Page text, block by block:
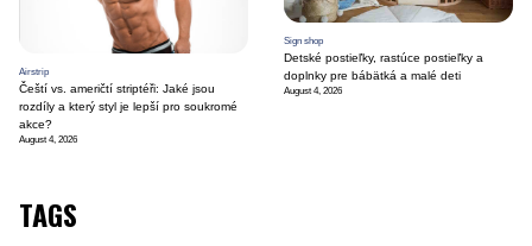
Airstrip
Čeští vs. američtí striptéři: Jaké jsou
rozdíly a který styl je lepší pro soukromé
akce?
August 4, 2026
Sign shop
Detské postieľky, rastúce postieľky a
doplnky pre bábätká a malé deti
August 4, 2026
TAGS